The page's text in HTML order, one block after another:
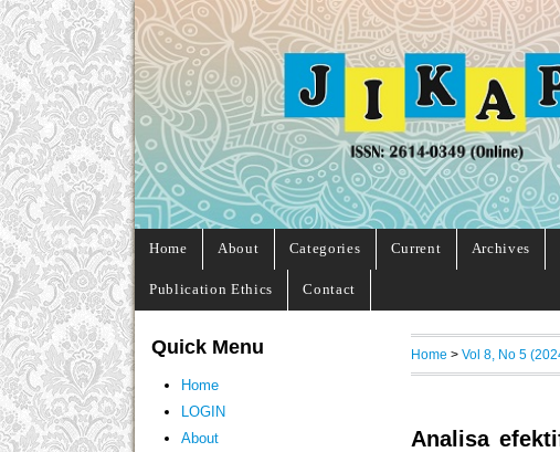
Home About Categories Current Archives
Publication Ethics Contact
Quick Menu
Home
LOGIN
About
Home >Vol 8, No 5
Analisa